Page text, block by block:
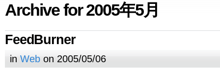
Archive for 2005年5月
FeedBurner
inWeb on 2005/05/06